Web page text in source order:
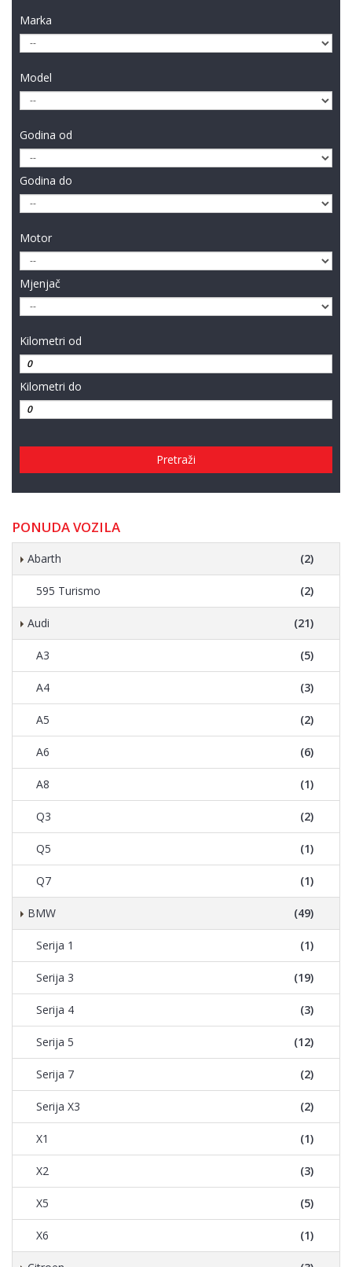
Marka
Model
Godina od
Godina do
Motor
Mjenjač
Kilometri od
Kilometri do
Pretraži
PONUDA VOZILA
Abarth (2)
595 Turismo (2)
Audi (21)
A3 (5)
A4 (3)
A5 (2)
A6 (6)
A8 (1)
Q3 (2)
Q5 (1)
Q7 (1)
BMW (49)
Serija 1 (1)
Serija 3 (19)
Serija 4 (3)
Serija 5 (12)
Serija 7 (2)
Serija X3 (2)
X1 (1)
X2 (3)
X5 (5)
X6 (1)